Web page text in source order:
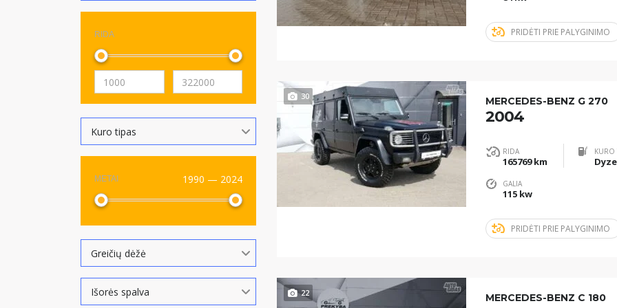
RIDA
Kuro tipas
METAI 1990 — 2024
Greičių dėžė
Išorės spalva
PRIDĖTI PRIE PALYGINIMO
30 MERCEDES-BENZ G 270
2004
RIDA
165769 km
KURO
GALIA
115 kw
PRIDĖTI PRIE PALYGINIMO
22 MERCEDES-BENZ C 180